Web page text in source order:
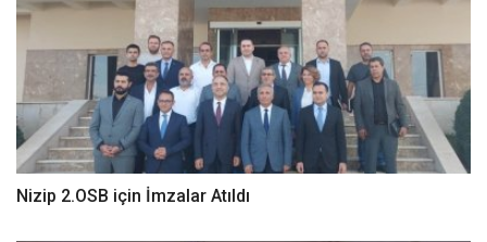
Nizip 2.OSB için İmzalar Atıldı